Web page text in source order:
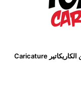
- موقع إلكتروني متخصص في مجال فن الكاريكاتير Caricature